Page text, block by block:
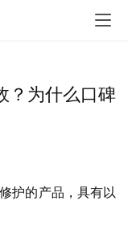
？为什么口碑
护的产品，具有以